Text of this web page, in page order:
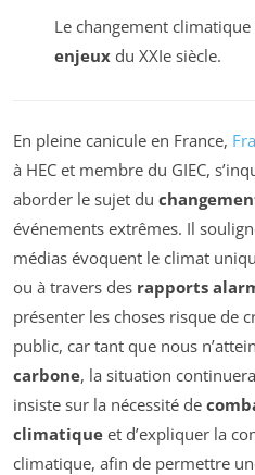
Le changement
enjeuxdu XXIe siècle.
En pleine canicule en France,
à HEC et membre du GIEC,
aborder le sujet du
événements extrêmes. Il
médias évoquent le climat
ou à travers des rapports
présenter les choses risque de
public, car tant que nous
carbone, la situation
insiste sur la nécessité de
climatique et d’expliquer la
climatique, afin de permettre